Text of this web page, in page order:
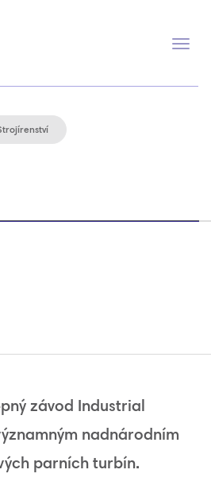
závod Industrial
nadnárodním
parních turbín.